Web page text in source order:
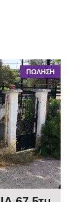
ΠΩΛΗΣΗ